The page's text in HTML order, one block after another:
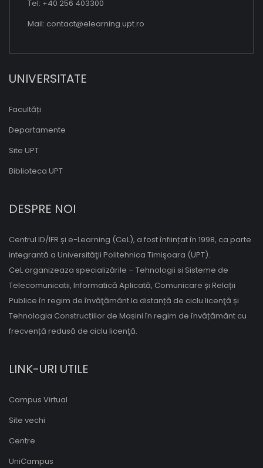
Tel: +40 256 403300
Mail: contact@elearning.upt.ro
UNIVERSITATE
Facultăți
Departamente
Site UPT
Biblioteca UPT
DESPRE NOI
Centrul ID/IFR și e-Learning (CeL), a fost înființat în 1998, ca parte
integrantă a Universităţii Politehnica Timişoara (UPT).
CeL organizeaza specializările – Tehnologii si Sisteme de
Telecomunicatii, Informatică Aplicată, Comunicare și Relații
Publice în regim de învăţământ la distanță de ciclu licenţă și
Tehnologia Construcțiilor de Mașini în regim de învățământ cu
frecvență redusă de ciclu licenţă.
LINK-URI UTILE
Campus Virtual
Site vechi
Centre
UniCampus